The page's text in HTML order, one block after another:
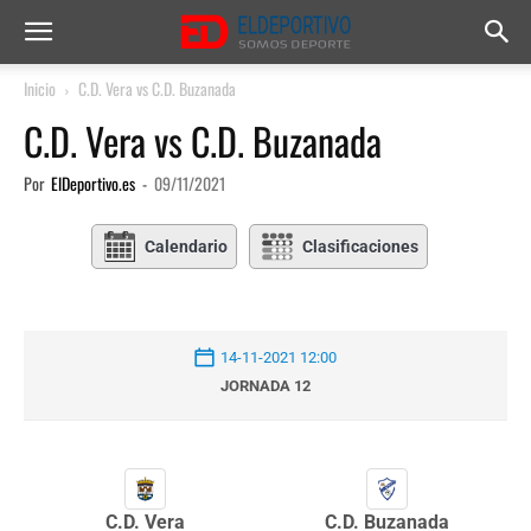
Inicio C.D. Vera vs C.D. Buzanada
C.D. Vera vs C.D. Buzanada
Por ElDeportivo.es - 09/11/2021
Calendario Clasificaciones
14-11-2021 12:00
JORNADA 12
C.D. Vera C.D. Buzanada